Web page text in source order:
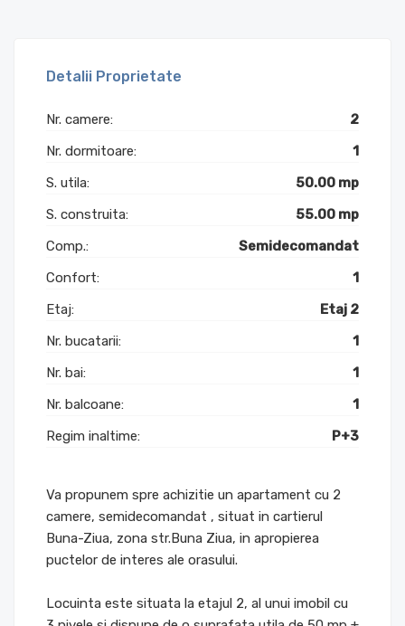
Detalii Proprietate
Nr. camere:
2
Nr. dormitoare:
1
S. utila:
50.00 mp
S. construita:
55.00 mp
Comp.:
Semidecomandat
Confort:
1
Etaj:
Etaj 2
Nr. bucatarii:
1
Nr. bai:
1
Nr. balcoane:
1
Regim inaltime:
P+3
Va propunem spre achizitie un apartament cu 2
camere, semidecomandat , situat in cartierul
Buna-Ziua, zona str.Buna Ziua, in apropierea
puctelor de interes ale orasului.
Locuinta este situata la etajul 2, al unui imobil cu